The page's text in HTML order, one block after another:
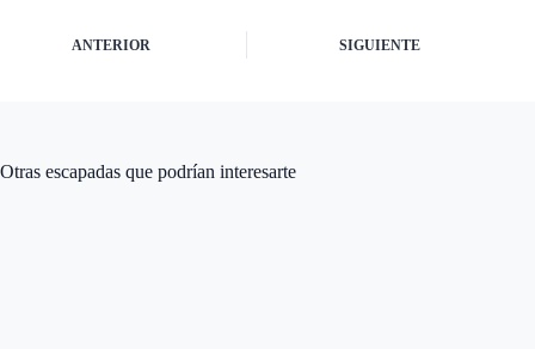
ANTERIOR SIGUIENTE
Otras escapadas que podrían interesarte